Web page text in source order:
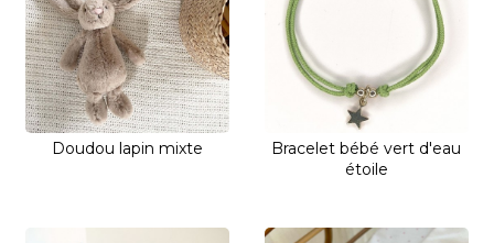
Doudou lapin mixte
Bracelet bébé vert d'eau
étoile